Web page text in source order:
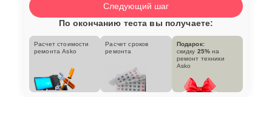
Следующий шаг
По окончанию теста вы получаете:
Расчет стоимости
ремонта Asko
Расчет сроков
ремонта
Подарок:
скидку 25% на
ремонт техники
Asko